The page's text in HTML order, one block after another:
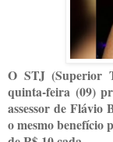
O STJ (Superior
quinta-feira (09)
assessor de Flávio
o mesmo benefício